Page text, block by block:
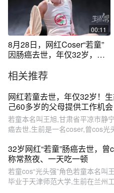
00:11
8月28日，网红Coser“若童”
因肠癌去世，年仅32岁，遗
工作。“若童”曾发文称，
2023年2月有便血的症状，去
医院进行了肠镜检查发现了
肿瘤。注意：久坐的人患肠
癌的风险会增加约44%！#肠
癌
相关推荐
网红若童去世，年仅32岁！
己60多岁的父母提供工作机会
若童本名叫王旭,甘肃省平凉市静
癌去世,生前是一名coser,曾cos光
32岁网红“若童”肠癌去世，
称常熬夜、一天吃一顿
若童cos“光头强”角色若童本名叫
毕业于天津师范大学,生前在兰州